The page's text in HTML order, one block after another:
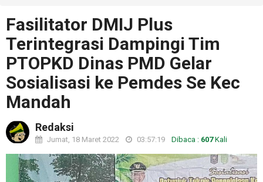
Fasilitator DMIJ Plus
Terintegrasi Dampingi Tim
PTOPKD Dinas PMD Gelar
Sosialisasi ke Pemdes Se Kec
Mandah
Redaksi
Jumat, 18 Maret 2022 03:57:19 Dibaca : 607Kali